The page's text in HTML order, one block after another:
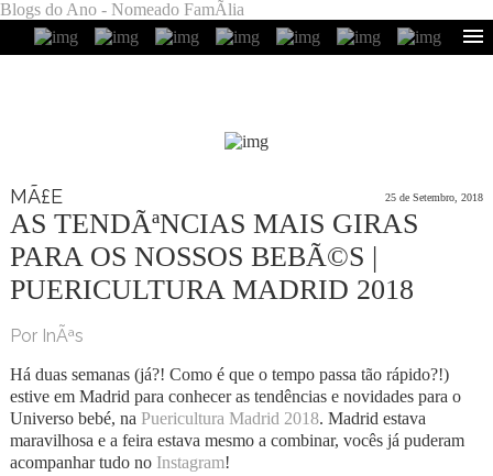
Blogs do Ano - Nomeado FamÃ­lia
MÃ£E 25 de Setembro, 2018
AS TENDÃªNCIAS MAIS GIRAS
PARA OS NOSSOS BEBÃ©S |
PUERICULTURA MADRID 2018
Por InÃªs
Há duas semanas (já?! Como é que o tempo passa tão rápido?!)
estive em Madrid para conhecer as tendências e novidades para o
Universo bebé, na Puericultura Madrid 2018. Madrid estava
maravilhosa e a feira estava mesmo a combinar, vocês já puderam
acompanhar tudo no Instagram!